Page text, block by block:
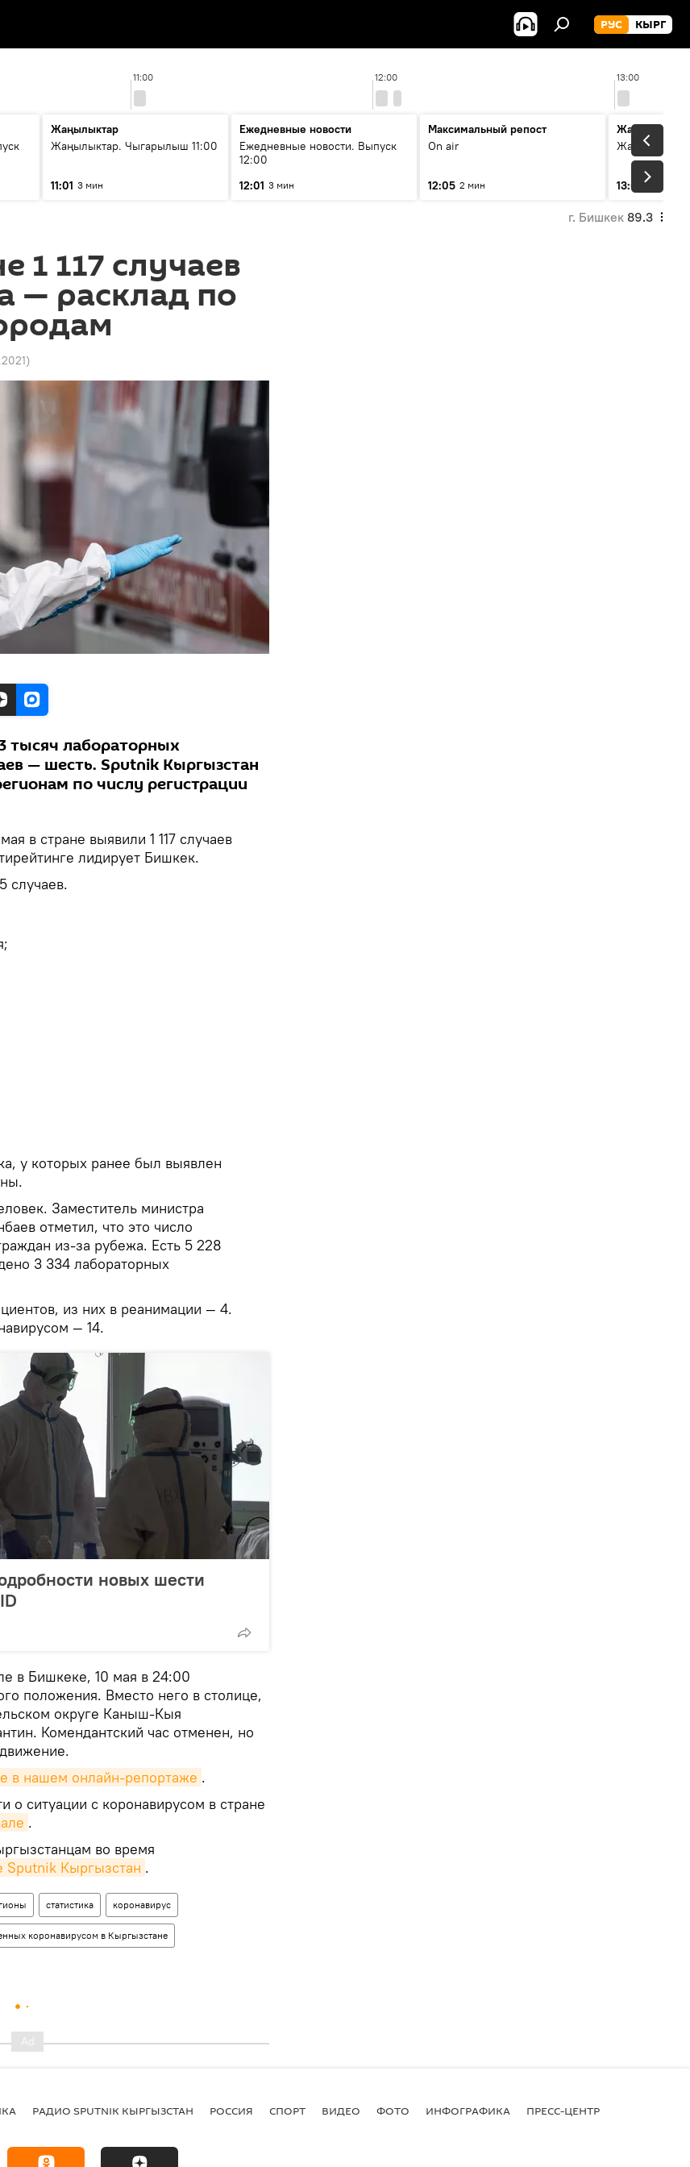
РУС КЫРГ
11:00 12:00 13:00
Жаңылыктар
Жаңылыктар. Чыгарылыш 11:00
11:01 3 мин
Ежедневные новости
Ежедневные новости. Выпуск
12:00
12:01 3 мин
Максимальный репост
On air
12:05 2 мин
Жаңылыктар
13:01 3 мин
г. Бишкек 89.3
1 117 случаев
— расклад по
)
тысяч лабораторных
— шесть. Sputnik Кыргызстан
по числу регистрации
в стране выявили 1 117 случаев
лидирует Бишкек.
случаев.
у которых ранее был выявлен
Заместитель министра
отметил, что это число
из-за рубежа. Есть 5 228
3 334 лабораторных
из них в реанимации — 4.
— 14.
новых шести
в Бишкеке, 10 мая в 24:00
положения. Вместо него в столице,
округе Каныш-Кыя
Комендантский час отменен, но
в нашем онлайн-репортаже .
о ситуации с коронавирусом в стране
.
во время
Sputnik Кыргызстан .
статистика коронавирус
коронавирусом в Кыргызстане
РАДИО SPUTNIK КЫРГЫЗСТАН РОССИЯ СПОРТ ВИДЕО ФОТО ИНФОГРАФИКА ПРЕСС-ЦЕНТР